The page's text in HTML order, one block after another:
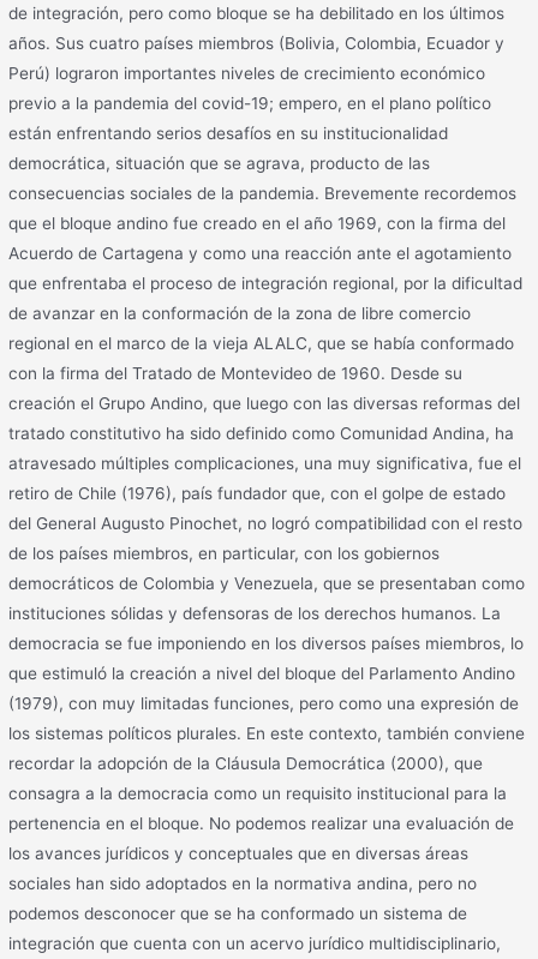
de integración, pero como bloque se ha debilitado en los últimos
años. Sus cuatro países miembros (Bolivia, Colombia, Ecuador y
Perú) lograron importantes niveles de crecimiento económico
previo a la pandemia del covid-19; empero, en el plano político
están enfrentando serios desafíos en su institucionalidad
democrática, situación que se agrava, producto de las
consecuencias sociales de la pandemia. Brevemente recordemos
que el bloque andino fue creado en el año 1969, con la firma del
Acuerdo de Cartagena y como una reacción ante el agotamiento
que enfrentaba el proceso de integración regional, por la dificultad
de avanzar en la conformación de la zona de libre comercio
regional en el marco de la vieja ALALC, que se había conformado
con la firma del Tratado de Montevideo de 1960. Desde su
creación el Grupo Andino, que luego con las diversas reformas del
tratado constitutivo ha sido definido como Comunidad Andina, ha
atravesado múltiples complicaciones, una muy significativa, fue el
retiro de Chile (1976), país fundador que, con el golpe de estado
del General Augusto Pinochet, no logró compatibilidad con el resto
de los países miembros, en particular, con los gobiernos
democráticos de Colombia y Venezuela, que se presentaban como
instituciones sólidas y defensoras de los derechos humanos. La
democracia se fue imponiendo en los diversos países miembros, lo
que estimuló la creación a nivel del bloque del Parlamento Andino
(1979), con muy limitadas funciones, pero como una expresión de
los sistemas políticos plurales. En este contexto, también conviene
recordar la adopción de la Cláusula Democrática (2000), que
consagra a la democracia como un requisito institucional para la
pertenencia en el bloque. No podemos realizar una evaluación de
los avances jurídicos y conceptuales que en diversas áreas
sociales han sido adoptados en la normativa andina, pero no
podemos desconocer que se ha conformado un sistema de
integración que cuenta con un acervo jurídico multidisciplinario,